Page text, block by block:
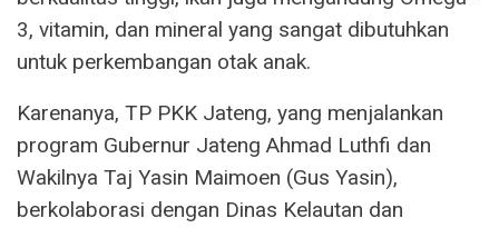
3, vitamin, dan mineral yang sangat dibutuhkan
untuk perkembangan otak anak.
Karenanya, TP PKK Jateng, yang menjalankan
program Gubernur Jateng Ahmad Luthfi dan
Wakilnya Taj Yasin Maimoen (Gus Yasin),
berkolaborasi dengan Dinas Kelautan dan